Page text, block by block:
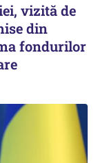
vizită de
din
fondurilor